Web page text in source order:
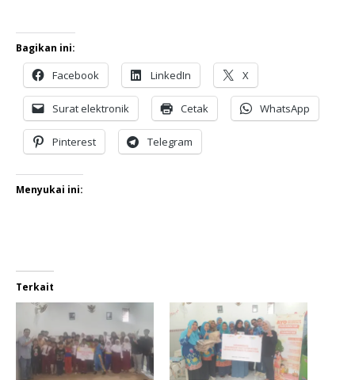
Bagikan ini:
Facebook LinkedIn X
Surat elektronik Cetak WhatsApp
Pinterest Telegram
Menyukai ini:
Terkait